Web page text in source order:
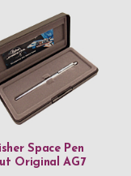
Space Pen
Original AG7